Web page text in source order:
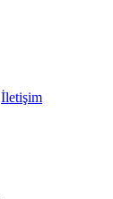
İletişim